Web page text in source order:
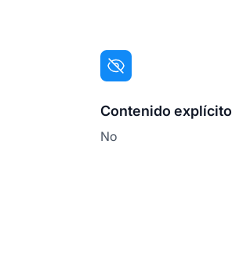
Contenido explícito
No